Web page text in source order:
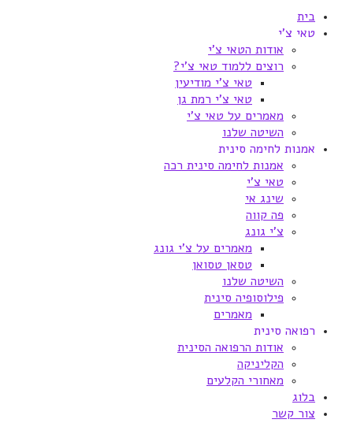
בית
טאי צ'י
אודות הטאי צ'י
רוצים ללמוד טאי צ'י?
טאי צ'י מודיעין
טאי צ'י רמת גן
מאמרים על טאי צ'י
השיטה שלנו
אמנות לחימה סינית
אמנות לחימה סינית רכה
טאי צ'י
שינג אי
פה קווה
צ'י גונג
מאמרים על צ'י גונג
טסאן טסואן
השיטה שלנו
פילוסופיה סינית
מאמרים
רפואה סינית
אודות הרפואה הסינית
הקליניקה
מאחורי הקלעים
בלוג
צור קשר